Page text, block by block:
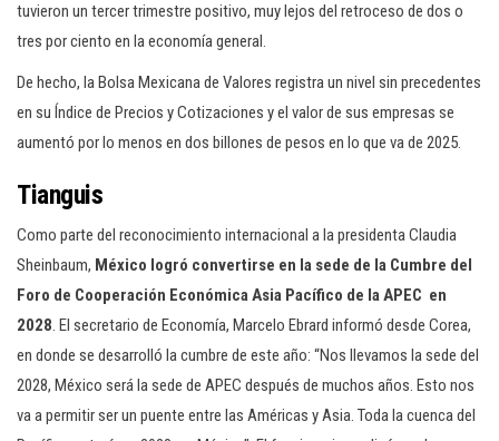
tuvieron un tercer trimestre positivo, muy lejos del retroceso de dos o
tres por ciento en la economía general.
De hecho, la Bolsa Mexicana de Valores registra un nivel sin precedentes
en su Índice de Precios y Cotizaciones y el valor de sus empresas se
aumentó por lo menos en dos billones de pesos en lo que va de 2025.
Tianguis
Como parte del reconocimiento internacional a la presidenta Claudia
Sheinbaum, México logró convertirse en la sede de la Cumbre del
Foro de Cooperación Económica Asia Pacífico de la APEC en
2028. El secretario de Economía, Marcelo Ebrard informó desde Corea,
en donde se desarrolló la cumbre de este año: “Nos llevamos la sede del
2028, México será la sede de APEC después de muchos años. Esto nos
va a permitir ser un puente entre las Américas y Asia. Toda la cuenca del